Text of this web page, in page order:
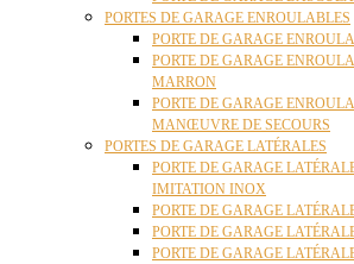
PORTES DE GARAGE ENROULABLES
PORTE DE GARAGE
PORTE DE GARAGE
MARRON
PORTE DE GARAGE
MANŒUVRE DE SECOURS
PORTES DE GARAGE LATÉRALES
PORTE DE GARAGE
IMITATION INOX
PORTE DE GARAGE
PORTE DE GARAGE
PORTE DE GARAGE